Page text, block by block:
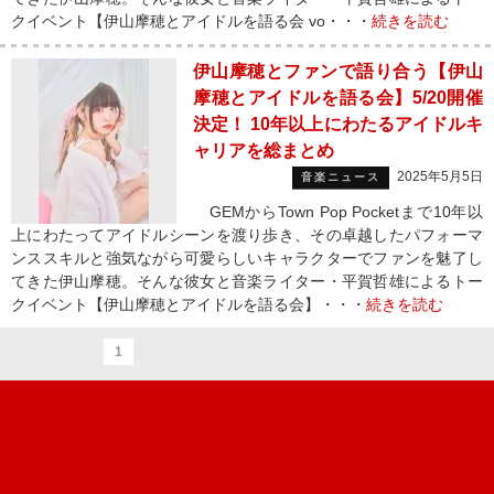
クイベント【伊山摩穂とアイドルを語る会 vo・・・ 続きを読む
伊山摩穂とファンで語り合う【伊山
摩穂とアイドルを語る会】5/20開催
決定！ 10年以上にわたるアイドルキ
ャリアを総まとめ
音楽ニュース 2025年5月5日
GEMからTown Pop Pocketまで10年以
上にわたってアイドルシーンを渡り歩き、その卓越したパフォーマ
ンススキルと強気ながら可愛らしいキャラクターでファンを魅了し
てきた伊山摩穂。そんな彼女と音楽ライター・平賀哲雄によるトー
クイベント【伊山摩穂とアイドルを語る会】・・・ 続きを読む
1